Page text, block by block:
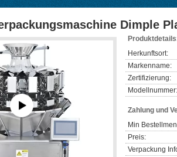
Dimple
Herkunftsort:
Markenname:
Zertifizierung:
Modellnummer:
Zahlung und
Min
Preis:
Verpackung